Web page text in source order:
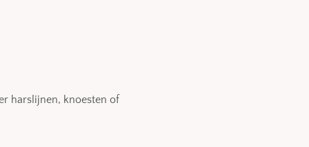
harslijnen, knoesten of